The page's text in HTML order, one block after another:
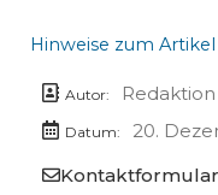
Hinweise zum Artikel
Autor: Redaktion
Datum:
20.
Kontaktformular